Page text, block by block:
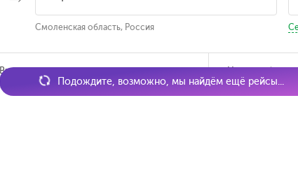
Смоленская область, Россия
Время отправления Наличие
Подождите, возможно, мы найдём ещё рейсы...